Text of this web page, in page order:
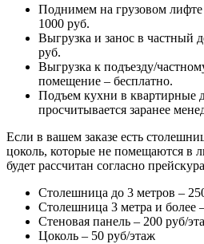
Поднимем на грузовом лифте
1000 руб.
Выгрузка и занос в частный
руб.
Выгрузка к подъезду/
помещение – бесплатно.
Подъем кухни в квартирные
просчитывается заранее
Если в вашем заказе есть
цоколь, которые не помещаются в
будет рассчитан согласно
Столешница до 3 метров –
Столешница 3 метра и более
Стеновая панель – 200 руб/
Цоколь – 50 руб/этаж